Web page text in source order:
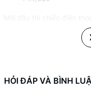
được chính thức lộ diện
bấy lâu nay, bên trong
HỎI ĐÁP VÀ BÌNH